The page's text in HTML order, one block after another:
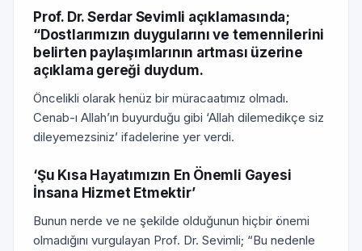
Prof. Dr. Serdar Sevimli açıklamasında;
“Dostlarımızın duygularını ve temennilerini
belirten paylaşımlarının artması üzerine
açıklama gereği duydum.
Öncelikli olarak henüz bir müracaatımız olmadı.
Cenab-ı Allah’ın buyurduğu gibi ‘Allah dilemedikçe siz
dileyemezsiniz’ ifadelerine yer verdi.
‘Şu Kısa Hayatımızın En Önemli Gayesi
İnsana Hizmet Etmektir’
Bunun nerde ve ne şekilde olduğunun hiçbir önemi
olmadığını vurgulayan Prof. Dr. Sevimli; “Bu nedenle